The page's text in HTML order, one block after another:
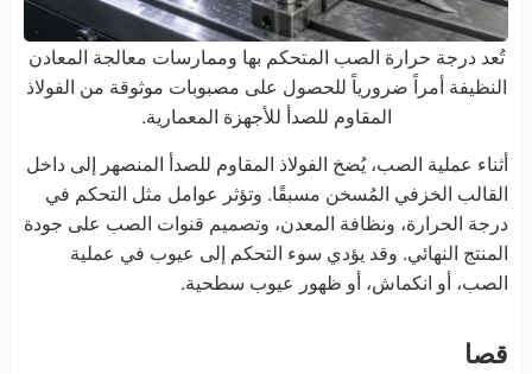
تُعد درجة حرارة الصب المتحكم بها وممارسات معالجة المعادن
النظيفة أمراً ضرورياً للحصول على مصبوبات موثوقة من الفولاذ
المقاوم للصدأ للأجهزة المعمارية.
أثناء عملية الصب، يُضخ الفولاذ المقاوم للصدأ المنصهر إلى داخل
القالب الخزفي المُسخن مسبقًا. وتؤثر عوامل مثل التحكم في
درجة الحرارة، ونظافة المعدن، وتصميم قنوات الصب على جودة
المنتج النهائي. وقد يؤدي سوء التحكم إلى عيوب في عملية
الصب، أو انكماش، أو ظهور عيوب سطحية.
قصا